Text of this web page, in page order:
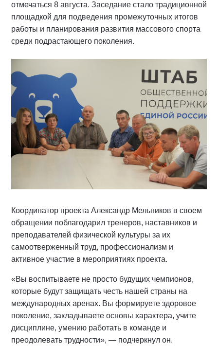
отмечаться 8 августа. Заседание стало традиционной
площадкой для подведения промежуточных итогов
работы и планирования развития массового спорта
среди подрастающего поколения.
Координатор проекта Александр Мельников в своем
обращении поблагодарил тренеров, наставников и
преподавателей физической культуры за их
самоотверженный труд, профессионализм и
активное участие в мероприятиях проекта.
«Вы воспитываете не просто будущих чемпионов,
которые будут защищать честь нашей страны на
международных аренах. Вы формируете здоровое
поколение, закладываете основы характера, учите
дисциплине, умению работать в команде и
преодолевать трудности», — подчеркнул он.